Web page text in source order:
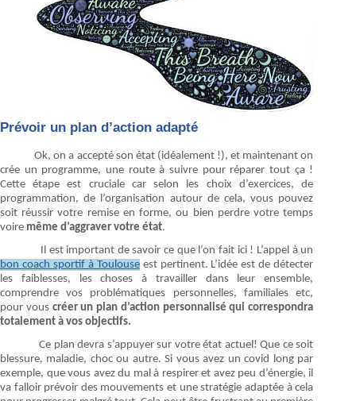
Prévoir un plan d’action adapté
Ok, on a accepté son état (idéalement !), et maintenant on
crée un programme, une route à suivre pour réparer tout ça !
Cette étape est cruciale car selon les choix d’exercices, de
programmation, de l’organisation autour de cela, vous pouvez
soit réussir votre remise en forme, ou bien perdre votre temps
voire même d’aggraver votre état.
Il est important de savoir ce que l’on fait ici ! L’appel à un
bon coach sportif à Toulouseest pertinent. L’idée est de détecter
les faiblesses, les choses à travailler dans leur ensemble,
comprendre vos problématiques personnelles, familiales etc,
pour vous créer un plan d’action personnalisé qui correspondra
totalement à vos objectifs.
Ce plan devra s’appuyer sur votre état actuel! Que ce soit
blessure, maladie, choc ou autre. Si vous avez un covid long par
exemple, que vous avez du mal à respirer et avez peu d’énergie, il
va falloir prévoir des mouvements et une stratégie adaptée à cela